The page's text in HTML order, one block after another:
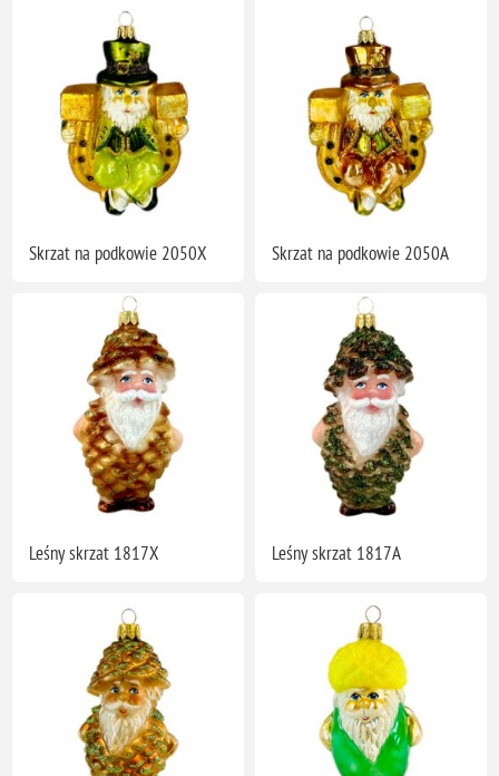
Skrzat na podkowie 2050X Skrzat na podkowie 2050A
Leśny skrzat 1817X Leśny skrzat 1817A